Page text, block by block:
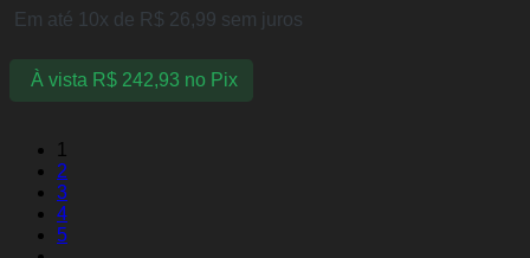
Em até 10x de R$ 26,99 sem juros
À vista R$242,93 no Pix
1
2
3
4
5